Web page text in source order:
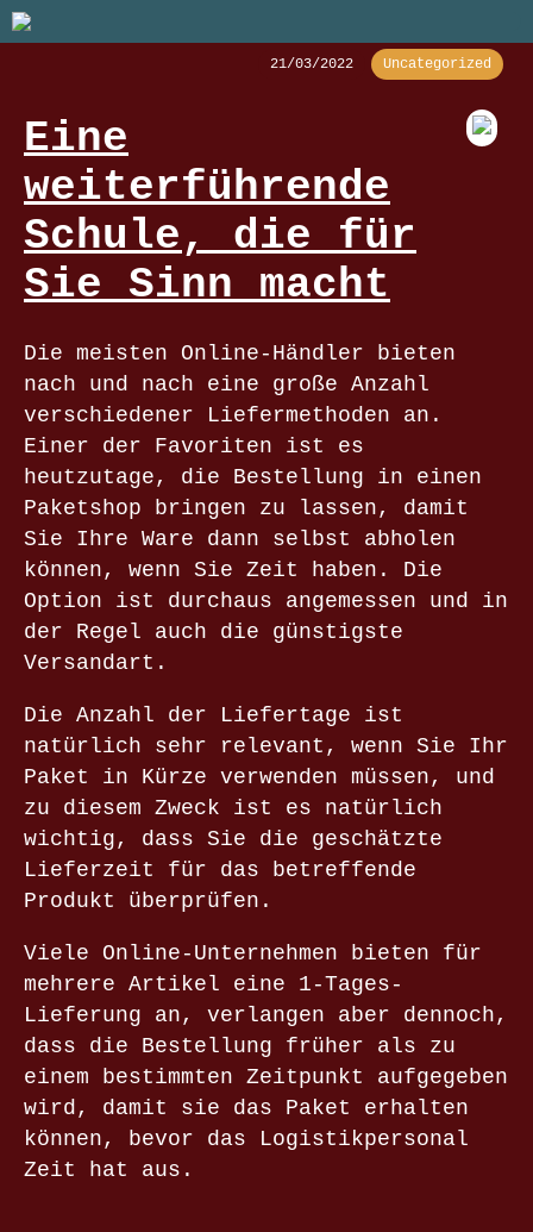
21/03/2022 Uncategorized
Eine
weiterführende
Schule, die für
Sie Sinn macht
Die meisten Online-Händler bieten
nach und nach eine große Anzahl
verschiedener Liefermethoden an.
Einer der Favoriten ist es
heutzutage, die Bestellung in einen
Paketshop bringen zu lassen, damit
Sie Ihre Ware dann selbst abholen
können, wenn Sie Zeit haben. Die
Option ist durchaus angemessen und in
der Regel auch die günstigste
Versandart.
Die Anzahl der Liefertage ist
natürlich sehr relevant, wenn Sie Ihr
Paket in Kürze verwenden müssen, und
zu diesem Zweck ist es natürlich
wichtig, dass Sie die geschätzte
Lieferzeit für das betreffende
Produkt überprüfen.
Viele Online-Unternehmen bieten für
mehrere Artikel eine 1-Tages-
Lieferung an, verlangen aber dennoch,
dass die Bestellung früher als zu
einem bestimmten Zeitpunkt aufgegeben
wird, damit sie das Paket erhalten
können, bevor das Logistikpersonal
Zeit hat aus.